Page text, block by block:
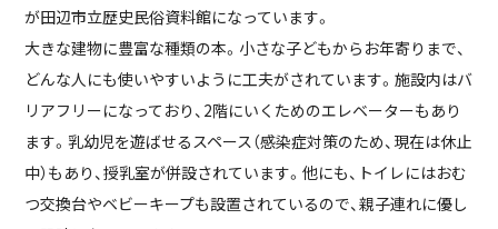
が田辺市立歴史民俗資料館になっています。
大きな建物に豊富な種類の本。小さな子どもからお年寄りまで、
どんな人にも使いやすいように工夫がされています。施設内はバ
リアフリーになっており、2階にいくためのエレベーターもあり
ます。乳幼児を遊ばせるスペース（感染症対策のため、現在は休止
中）もあり、授乳室が併設されています。他にも、トイレにはおむ
つ交換台やベビーキープも設置されているので、親子連れに優し